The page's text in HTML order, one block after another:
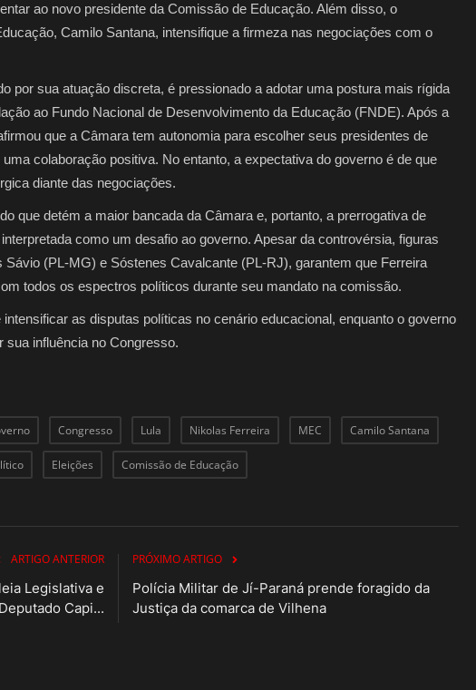
ao novo presidente da Comissão de Educação. Além disso, o
Camilo Santana, intensifique a firmeza nas negociações com o
por sua atuação discreta, é pressionado a adotar uma postura mais rígida
ao Fundo Nacional de Desenvolvimento da Educação (FNDE). Após a
que a Câmara tem autonomia para escolher seus presidentes de
colaboração positiva. No entanto, a expectativa do governo é de que
diante das negociações.
que detém a maior bancada da Câmara e, portanto, a prerrogativa de
como um desafio ao governo. Apesar da controvérsia, figuras
(PL-MG) e Sóstenes Cavalcante (PL-RJ), garantem que Ferreira
todos os espectros políticos durante seu mandato na comissão.
as disputas políticas no cenário educacional, enquanto o governo
sua influência no Congresso.
Congresso Lula Nikolas Ferreira MEC Camilo Santana
Eleições Comissão de Educação
ARTIGO ANTERIOR
Legislativa e
Capi...
PRÓXIMO ARTIGO
Polícia Militar de Jí-Paraná prende foragido da
Justiça da comarca de Vilhena